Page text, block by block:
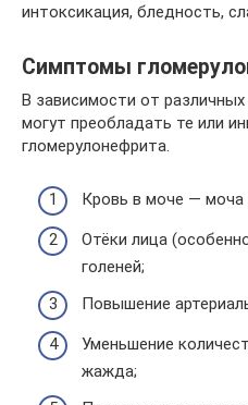
интоксикация, бледность,
Симптомы
В зависимости от
могут преобладать те или
гломерулонефрита.
Кровь в моче — моча
Отёки лица
голеней;
Повышение
Уменьшение
жажда;